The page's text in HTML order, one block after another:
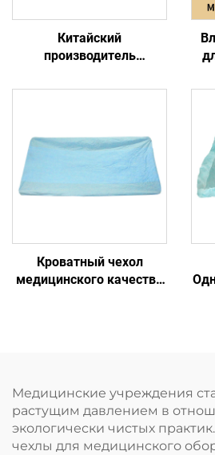
Китайский
производитель
больницы одноразовые
Обследование листов
Кроватный чехол
медицинского качества
Медицинские учреждения
растущим давлением в
экологически чистых
чехлы для медицинского